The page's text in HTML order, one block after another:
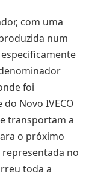
com uma
num
foi
Novo IVECO
transportam a
o próximo
representada no
toda a